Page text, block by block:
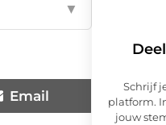
▼
Email
Schrijf
platform.
jouw